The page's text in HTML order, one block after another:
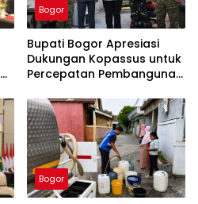
Bogor
Bupati Bogor Apresiasi
Dukungan Kopassus untuk
Percepatan Pembangunan
Bogor